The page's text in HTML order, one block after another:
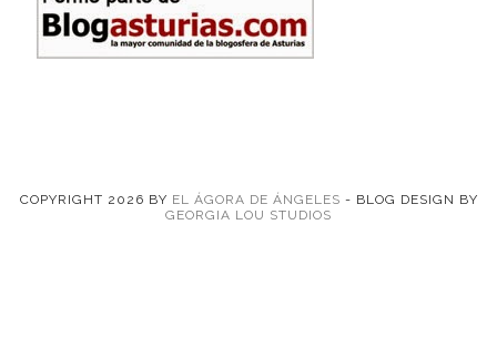
COPYRIGHT 2026 BY EL ÁGORA DE ÁNGELES - BLOG DESIGN BY
GEORGIA LOU STUDIOS